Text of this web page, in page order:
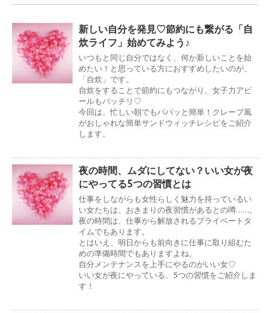
新しい自分を発見♡節約にも繋がる「自
炊ライフ」始めてみよう♪
いつもと同じ自分ではなく、何か新しいことを始
めたい！と思っている方におすすめしたいのが、
「自炊」です。
自炊をすることで節約にもつながり、女子力アピ
ールもバッチリ♡
今回は、忙しい朝でもパパッと簡単！クレープ風
がおしゃれな簡単サンドウィッチレシピをご紹介
します。
夜の時間、ムダにしてない？いい女が夜
にやってる5つの習慣とは
仕事をしながらも女性らしく魅力を持っているい
い女たちは、おきまりの夜習慣があるとの噂……。
夜の時間は、仕事から解放されるプライベートタ
イムでもあります。
とはいえ、明日からも前向きに仕事に取り組むた
めの準備時間でもありますよね。
自分メンテナンスを上手にやるのがいい女♡
いい女が夜にやっている、5つの習慣をご紹介しま
す！